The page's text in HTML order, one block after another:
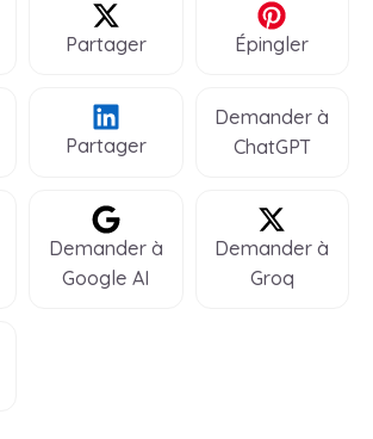
Partager Épingler
Partager
Demander à
ChatGPT
Demander à
Google AI
Demander à
Groq